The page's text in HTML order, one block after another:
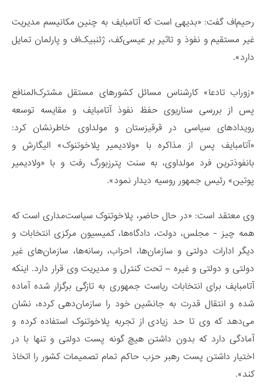
رحیم‌اف گفت: «بدیهی است که آتامبایف به چنین مکانیسم مدیریت
غیر مستقیم و نفوذ و تاثیر بر عیسی‌کف، ژئنبیک‌اف و پارلمان تمایل
دارد».
«زوراب تادعا» کارشناس مسائل کشورهای مستقل مشترک‌المنافع
پس از بررسی سناریوی حفظ نفوذ آتامبایف و مقایسه توسعه
رویدادهای سیاسی در قرقیزستان و مولداوی خاطرنشان کرد:
«آتامبایف پس از مذاکره با «ولادیمیر پلاخوتنوک» الیگارش و
بانفوذترین فرد مولداوی، به سنت پترزبورگ رفت و با «ولادیمیر
پوتین» رئیس جمهور روسیه دیدار نمود».
وی معتقد است: «در حال حاضر، پلاخوتنوک سیاست‌مداری است که
همه چیز - مجلس، دولت، دادگاه‌ها، کمیسیون مرکزی انتخابات و
دیگر ادارات دولتی و سازمان‌ها، احزاب، رسانه‌ها، سازمان‌های غیر
دولتی و دولتی و غیره – تحت کنترل و مدیریت وی قرار دارد. اینکه
آتامبایف برای انتخابات ریاست جمهوری به تازگی برگزار شده آماده
شده و انتقال قدرت به جانشین خود را سازمان‌دهی کرده، نشان
می‌دهد که وی تا حد زیادی از تجربه پلاخوتنوک استفاده کرده و
آمادگی دارد که بدون داشتن هیچ گونه پست دولتی و تنها با در
اختیار داشتن پست رهبر حزب حاکم تمام تصمیمات کشور را اتخاذ
کند».